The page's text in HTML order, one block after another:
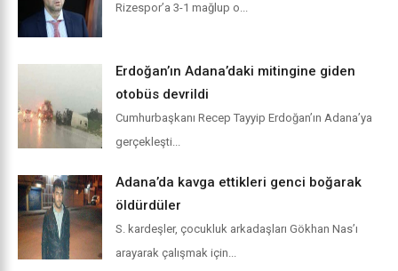
Rizespor’a 3-1 mağlup o...
Erdoğan’ın Adana’daki mitingine giden
otobüs devrildi
Cumhurbaşkanı Recep Tayyip Erdoğan’ın Adana’ya
gerçekleşti...
Adana’da kavga ettikleri genci boğarak
öldürdüler
S. kardeşler, çocukluk arkadaşları Gökhan Nas’ı
arayarak çalışmak için...